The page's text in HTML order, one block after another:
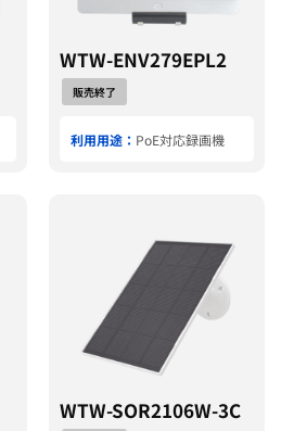
WTW-ENV279EPL2
販売終了
利用用途： PoE対応録画機
WTW-SOR2106W-3C